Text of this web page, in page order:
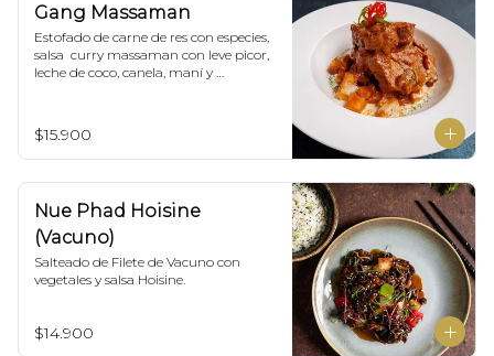
Gang Massaman
Estofado de carne de res con especies,
salsa  curry massaman con leve picor,
leche de coco, canela, maní y
$15.900
Nue Phad Hoisine
(Vacuno)
Salteado de Filete de Vacuno con
vegetales y salsa Hoisine.
$14.900